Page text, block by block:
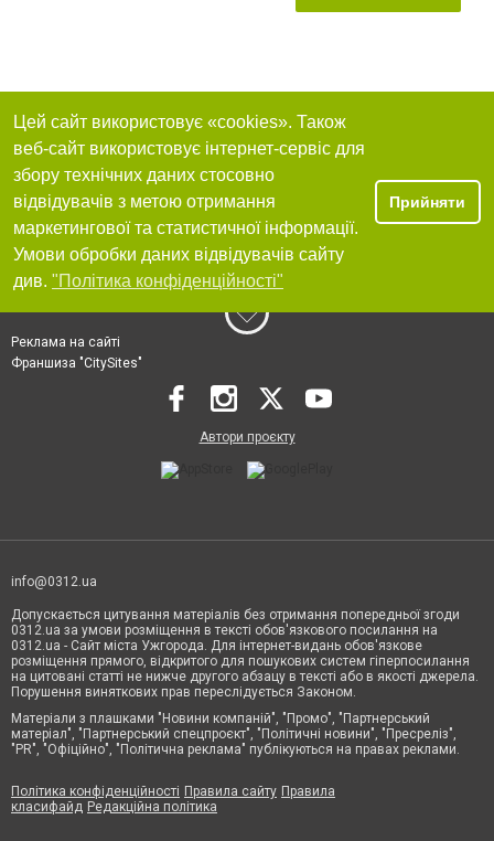
Цей сайт використовує «cookies». Також
веб-сайт використовує інтернет-сервіс для
збору технічних даних стосовно
відвідувачів з метою отримання
маркетингової та статистичної інформації.
Умови обробки даних відвідувачів сайту
див. "Політика конфіденційності"
Прийняти
Реклама на сайті
Франшиза "CitySites"
Автори проєкту
info@0312.ua
Допускається цитування матеріалів без отримання попередньої згоди
0312.ua за умови розміщення в тексті обов'язкового посилання на
0312.ua - Сайт міста Ужгорода. Для інтернет-видань обов'язкове
розміщення прямого, відкритого для пошукових систем гіперпосилання
на цитовані статті не нижче другого абзацу в тексті або в якості джерела.
Порушення виняткових прав переслідується Законом.
Матеріали з плашками "Новини компаній", "Промо", "Партнерський
матеріал", "Партнерський спецпроєкт", "Політичні новини", "Пресреліз",
"PR", "Офіційно", "Політична реклама" публікуються на правах реклами.
Політика конфіденційності Правила сайту Правила
класифайд Редакційна політика